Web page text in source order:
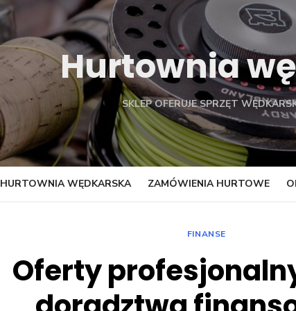
Hurtownia
SKLEP OFERUJE SPRZĘT
HURTOWNIA WĘDKARSKA ZAMÓWIENIA HURTOWE
FINANSE
Oferty